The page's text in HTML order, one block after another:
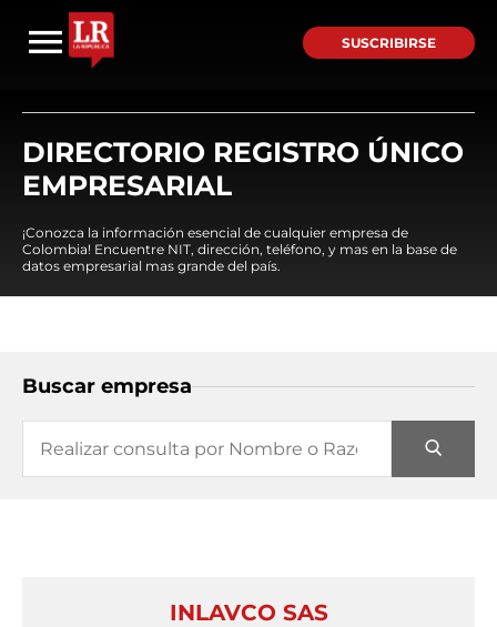
SUSCRIBIRSE
DIRECTORIO REGISTRO ÚNICO
EMPRESARIAL
¡Conozca la información esencial de cualquier empresa de
Colombia! Encuentre NIT, dirección, teléfono, y mas en la base de
datos empresarial mas grande del país.
Buscar empresa
INLAVCO SAS